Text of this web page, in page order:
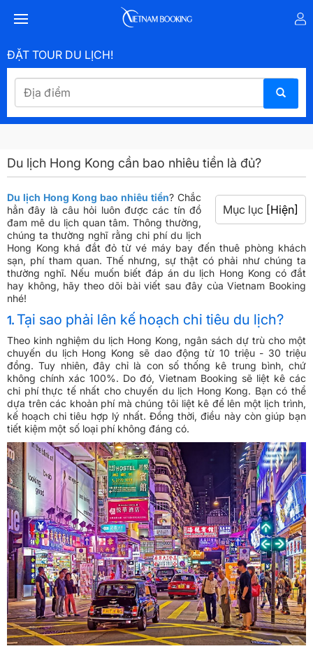
ĐẶT TOUR DU LỊCH!
Du lịch Hong Kong cần bao nhiêu tiền là đủ?
Mục lục [Hiện]
Du lịch Hong Kong bao nhiêu tiền? Chắc
hẳn đây là câu hỏi luôn được các tín đồ
đam mê du lịch quan tâm. Thông thường,
chúng ta thường nghĩ rằng chi phí du lịch
Hong Kong khá đắt đỏ từ vé máy bay đến thuê phòng khách
sạn, phí tham quan. Thế nhưng, sự thật có phải như chúng ta
thường nghĩ. Nếu muốn biết đáp án du lịch Hong Kong có đắt
hay không, hãy theo dõi bài viết sau đây của Vietnam Booking
nhé!
1. Tại sao phải lên kế hoạch chi tiêu du lịch?
Theo kinh nghiệm du lịch Hong Kong, ngân sách dự trù cho một
chuyến du lịch Hong Kong sẽ dao động từ 10 triệu - 30 triệu
đồng. Tuy nhiên, đây chỉ là con số thống kê trung bình, chứ
không chính xác 100%. Do đó, Vietnam Booking sẽ liệt kê các
chi phí thực tế nhất cho chuyến du lịch Hong Kong. Bạn có thể
dựa trên các khoản phí mà chúng tôi liệt kê để lên một lịch trình,
kế hoạch chi tiêu hợp lý nhất. Đồng thời, điều này còn giúp bạn
tiết kiệm một số loại phí không đáng có.